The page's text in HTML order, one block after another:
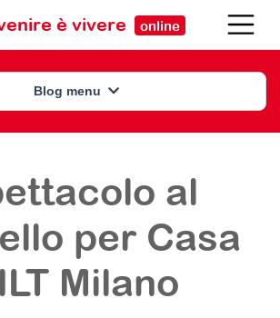
è vivere online
Blog menu
al
per Casa
Milano